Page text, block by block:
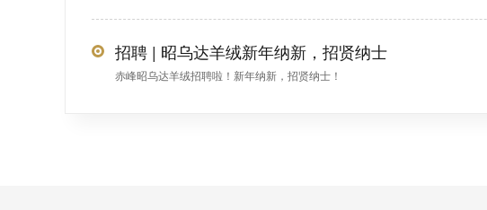
招聘 | 昭乌达羊绒新年纳新，招贤纳士
赤峰昭乌达羊绒招聘啦！新年纳新，招贤纳士！